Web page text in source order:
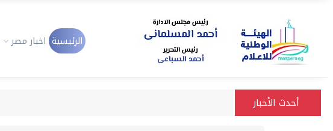
الرئيسية اخبار مصر
أحدث الأخبار